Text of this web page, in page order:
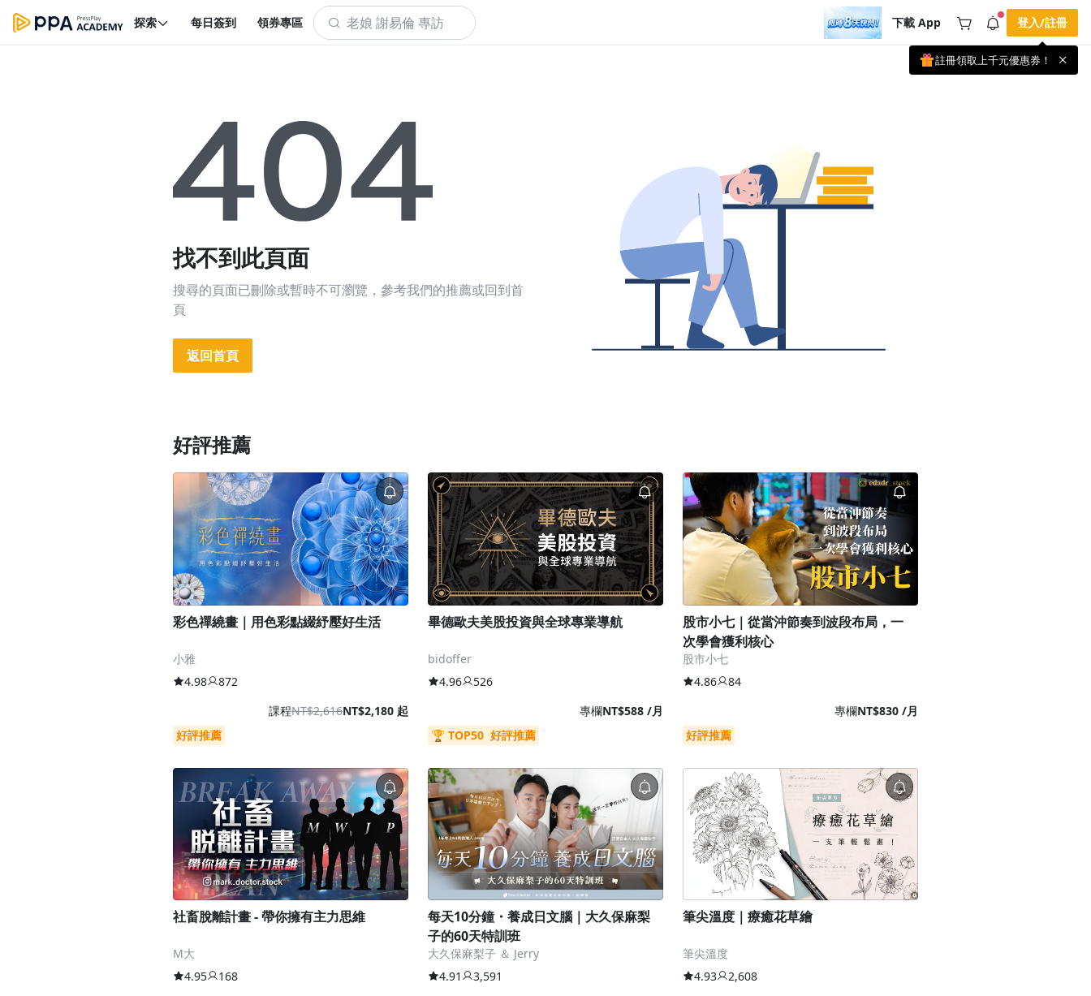
探索 每日簽到 領券專區 下載 App
⭐️ 【冷氣房進修 限時開跑】◾單筆滿
NT$2,500 現折 NT$300◾活動期間：即
日起 - 8/13（只有一週）-📣 酷暑季好康
\ 再加碼 /→ 點數回饋無上限🔥購買任一
課程 or 訂閱✅ 消費即享回饋 1% 點數
查看全部
登入/註冊
註冊領取上千元優惠券！
找不到此頁面
搜尋的頁面已刪除或暫時不可瀏覽，參考我們的推薦或回到首
頁
返回首頁
好評推薦
彩色禪繞畫｜用色彩點綴紓壓好生活
小雅
4.98
872
課程NT$2,616NT$2,180 起
好評推薦
畢德歐夫美股投資與全球專業導航
bidoffer
4.96
526
專欄NT$588 /月
🏆 TOP50 好評推薦
股市小七｜從當沖節奏到波段布局，一
次學會獲利核心
股市小七
4.86
84
專欄NT$830 /月
好評推薦
社畜脫離計畫 - 帶你擁有主力思維
M大
4.95
168
每天10分鐘・養成日文腦｜大久保麻梨
子的60天特訓班
大久保麻梨子 ＆ Jerry
4.91
3,591
筆尖溫度｜療癒花草繪
筆尖溫度
4.93
2,608